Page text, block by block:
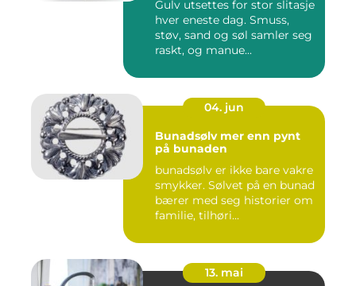
Gulv utsettes for stor slitasje
hver eneste dag. Smuss,
støv, sand og søl samler seg
raskt, og manue...
04. jun
Bunadsølv mer enn pynt
på bunaden
bunadsølv er ikke bare vakre
smykker. Sølvet på en bunad
bærer med seg historier om
familie, tilhøri...
13. mai